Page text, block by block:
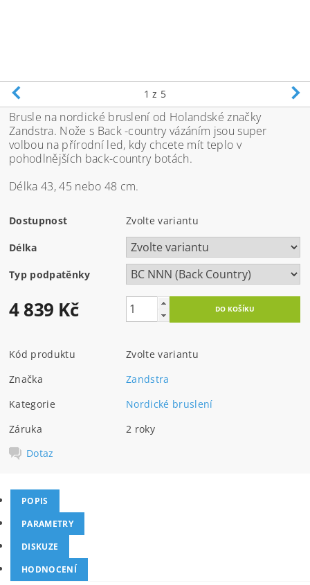
1 z 5
Brusle na nordické bruslení od Holandské značky
Zandstra. Nože s Back -country vázáním jsou super
volbou na přírodní led, kdy chcete mít teplo v
pohodlnějších back-country botách.
Délka 43, 45 nebo 48 cm.
Dostupnost Zvolte variantu
Délka
Typ podpatěnky
4 839 Kč
Kód produktu
Zvolte variantu
Značka
Zandstra
Kategorie
Nordické bruslení
Záruka
2 roky
Dotaz
POPIS
PARAMETRY
DISKUZE
HODNOCENÍ